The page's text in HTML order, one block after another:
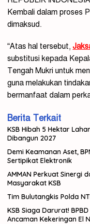
Kembali dalam proses
dimaksud.
“Atas hal tersebut,
substitusi kepada
Tengah Mukri untuk
guna melakukan
bermanfaat dalam
Berita Terkait
KSB Hibah 5 Hektar
Dibangun 2027
Demi Keamanan Aset,
Sertipikat Elektronik
AMMAN Perkuat Sinergi
Masyarakat KSB
Tim Bulutangkis Polda
KSB Siaga Darurat!
Ancaman Kekeringan El